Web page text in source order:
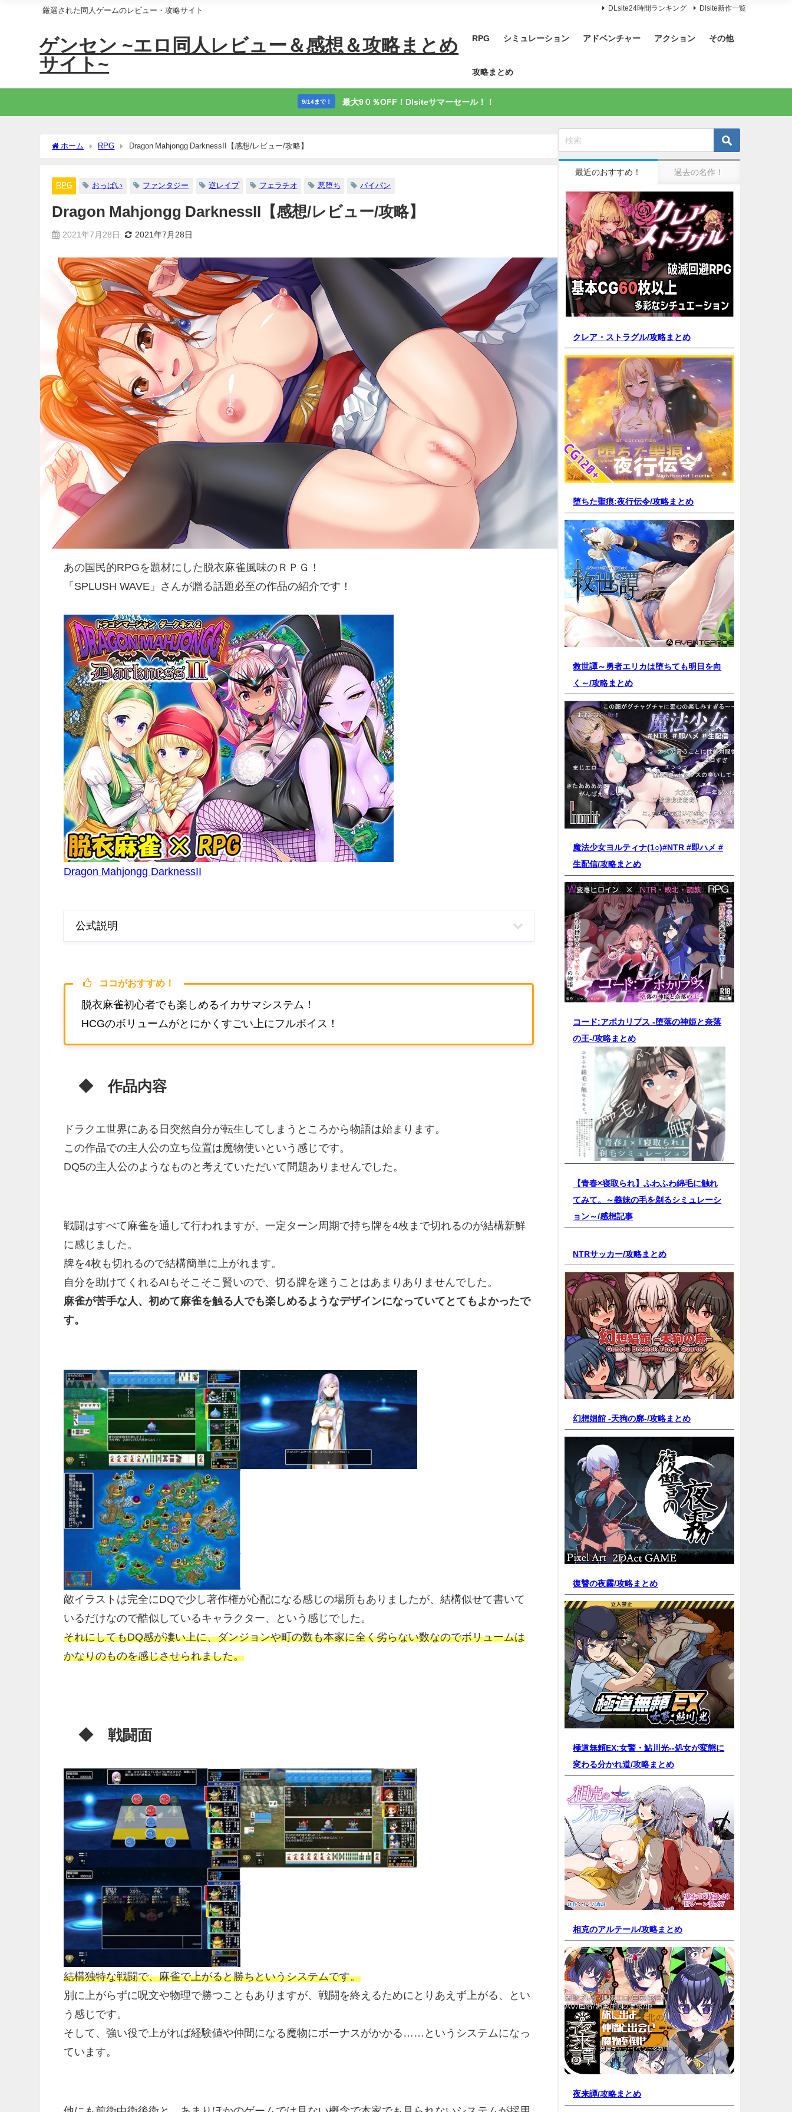
厳選された同人ゲームのレビュー・攻略サイト DLsite24時間ランキング Dlsite新作一覧
ゲンセン ~エロ同人レビュー＆感想＆攻略まとめ
サイト~
RPG シミュレーション アドベンチャー アクション その他
攻略まとめ
9/14まで！ 最大9０％OFF！Dlsiteサマーセール！！
ホーム RPG Dragon Mahjongg DarknessII【感想/レビュー/攻略】
RPG おっぱい ファンタジー 逆レイプ フェラチオ 悪堕ち パイパン
Dragon Mahjongg DarknessII【感想/レビュー/攻略】
2021年7月28日 2021年7月28日
あの国民的RPGを題材にした脱衣麻雀風味のＲＰＧ！
「SPLUSH WAVE」さんが贈る話題必至の作品の紹介です！
Dragon Mahjongg DarknessII
公式説明
ココがおすすめ！
脱衣麻雀初心者でも楽しめるイカサマシステム！
HCGのボリュームがとにかくすごい上にフルボイス！
◆ 作品内容
ドラクエ世界にある日突然自分が転生してしまうところから物語は始まります。
この作品での主人公の立ち位置は魔物使いという感じです。
DQ5の主人公のようなものと考えていただいて問題ありませんでした。
戦闘はすべて麻雀を通して行われますが、一定ターン周期で持ち牌を4枚まで切れるのが結構新鮮
に感じました。
牌を4枚も切れるので結構簡単に上がれます。
自分を助けてくれるAIもそこそこ賢いので、切る牌を迷うことはあまりありませんでした。
麻雀が苦手な人、初めて麻雀を触る人でも楽しめるようなデザインになっていてとてもよかったで
す。
敵イラストは完全にDQで少し著作権が心配になる感じの場所もありましたが、結構似せて書いて
いるだけなので酷似しているキャラクター、という感じでした。
それにしてもDQ感が凄い上に、ダンジョンや町の数も本家に全く劣らない数なのでボリュームは
かなりのものを感じさせられました。
◆ 戦闘面
結構独特な戦闘で、麻雀で上がると勝ちというシステムです。
別に上がらずに呪文や物理で勝つこともありますが、戦闘を終えるためにとりあえず上がる、とい
う感じです。
そして、強い役で上がれば経験値や仲間になる魔物にボーナスがかかる……というシステムになっ
ています。
最近のおすすめ！ 過去の名作！
クレア・ストラグル/攻略まとめ
堕ちた聖痕:夜行伝令/攻略まとめ
救世譚～勇者エリカは堕ちても明日を向
く～/攻略まとめ
魔法少女ヨルティナ(1○)#NTR #即ハメ #
生配信/攻略まとめ
コード:アポカリプス -堕落の神姫と奈落
の王-/攻略まとめ
【青春×寝取られ】ふわふわ綿毛に触れ
てみて。～義妹の毛を剃るシミュレーシ
ョン～/感想記事
NTRサッカー/攻略まとめ
幻想娼館 -天狗の廓-/攻略まとめ
復讐の夜霧/攻略まとめ
極道無頼EX:女警・鮎川光--処女が変態に
変わる分かれ道/攻略まとめ
相克のアルテール/攻略まとめ
夜来譚/攻略まとめ